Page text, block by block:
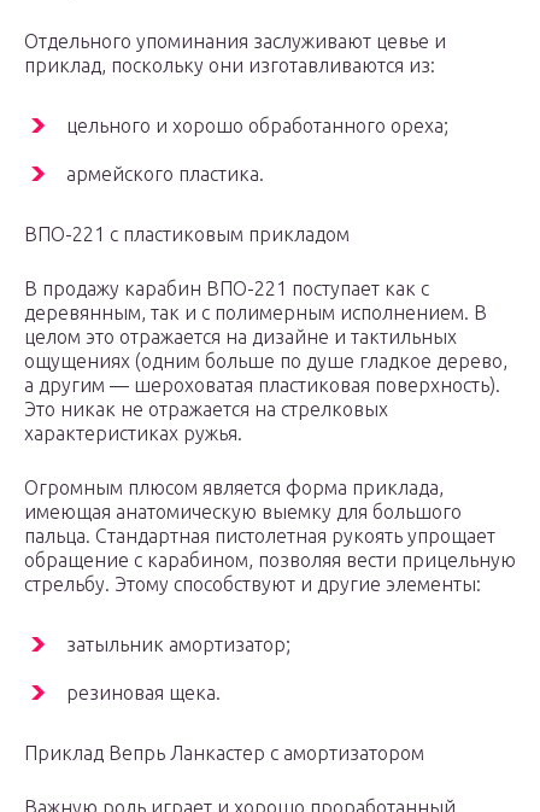
Отдельного упоминания заслуживают цевье и
приклад, поскольку они изготавливаются из:
цельного и хорошо обработанного ореха;
армейского пластика.
ВПО-221 с пластиковым прикладом
В продажу карабин ВПО-221 поступает как с
деревянным, так и с полимерным исполнением. В
целом это отражается на дизайне и тактильных
ощущениях (одним больше по душе гладкое дерево,
а другим — шероховатая пластиковая поверхность).
Это никак не отражается на стрелковых
характеристиках ружья.
Огромным плюсом является форма приклада,
имеющая анатомическую выемку для большого
пальца. Стандартная пистолетная рукоять упрощает
обращение с карабином, позволяя вести прицельную
стрельбу. Этому способствуют и другие элементы:
затыльник амортизатор;
резиновая щека.
Приклад Вепрь Ланкастер с амортизатором
Важную роль играет и хорошо проработанный